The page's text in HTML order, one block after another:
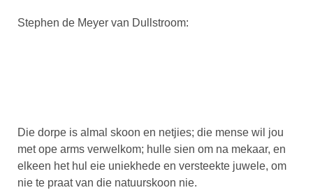
Stephen de Meyer van Dullstroom:
Die dorpe is almal skoon en netjies; die mense wil jou
met ope arms verwelkom; hulle sien om na mekaar, en
elkeen het hul eie uniekhede en versteekte juwele, om
nie te praat van die natuurskoon nie.